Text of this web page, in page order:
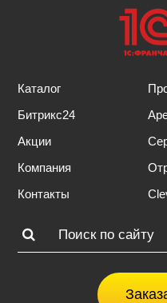
Каталог
Битрикс24
Акции
Компания
Контакты